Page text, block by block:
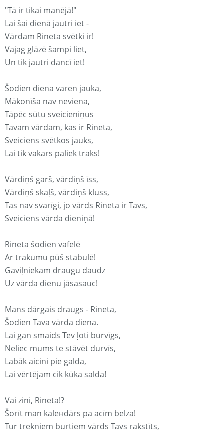
"Tā ir tikai manējā!"
Lai šai dienā jautri iet -
Vārdam Rineta svētki ir!
Vajag glāzē šampi liet,
Un tik jautri dancī iet!
Šodien diena varen jauka,
Mākonīša nav neviena,
Tāpēc sūtu sveicieniņus
Tavam vārdam, kas ir Rineta,
Sveiciens svētkos jauks,
Lai tik vakars paliek traks!
Vārdiņš garš, vārdiņš īss,
Vārdiņš skaļš, vārdiņš kluss,
Tas nav svarīgi, jo vārds Rineta ir Tavs,
Sveiciens vārda dieniņā!
Rineta šodien vafelē
Ar trakumu pūš stabulē!
Gaviļniekam draugu daudz
Uz vārda dienu jāsasauc!
Mans dārgais draugs - Rineta,
Šodien Tava vārda diena.
Lai gan smaids Tev ļoti burvīgs,
Neliec mums te stāvēt durvīs,
Labāk aicini pie galda,
Lai vērtējam cik kūka salda!
Vai zini, Rineta!?
Šorīt man kaleнdārs pa acīm belza!
Tur trekniem burtiem vārds Tavs rakstīts,